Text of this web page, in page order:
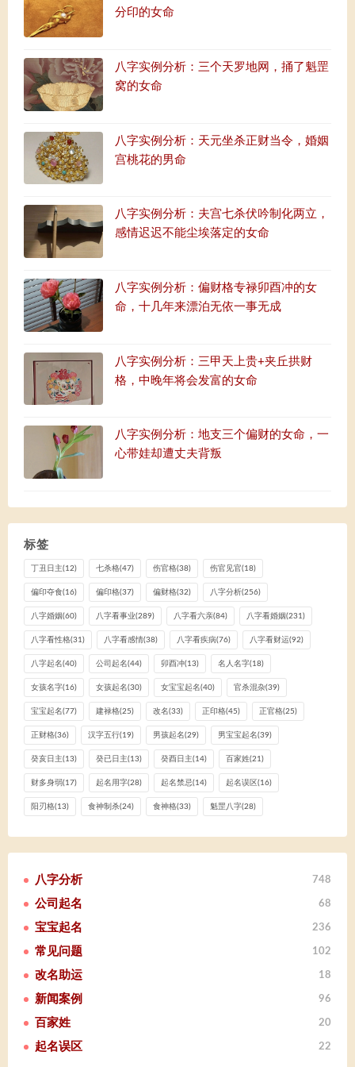
分印的女命
八字实例分析：三个天罗地网，捅了魁罡
窝的女命
八字实例分析：天元坐杀正财当令，婚姻
宫桃花的男命
八字实例分析：夫宫七杀伏吟制化两立，
感情迟迟不能尘埃落定的女命
八字实例分析：偏财格专禄卯酉冲的女
命，十几年来漂泊无依一事无成
八字实例分析：三甲天上贵+夹丘拱财
格，中晚年将会发富的女命
八字实例分析：地支三个偏财的女命，一
心带娃却遭丈夫背叛
标签
丁丑日主(12) 七杀格(47) 伤官格(38) 伤官见官(18)
偏印夺食(16) 偏印格(37) 偏财格(32) 八字分析(256)
八字婚姻(60) 八字看事业(289) 八字看六亲(84) 八字看婚姻(231)
八字看性格(31) 八字看感情(38) 八字看疾病(76) 八字看财运(92)
八字起名(40) 公司起名(44) 卯酉冲(13) 名人名字(18)
女孩名字(16) 女孩起名(30) 女宝宝起名(40) 官杀混杂(39)
宝宝起名(77) 建禄格(25) 改名(33) 正印格(45) 正官格(25)
正财格(36) 汉字五行(19) 男孩起名(29) 男宝宝起名(39)
癸亥日主(13) 癸已日主(13) 癸酉日主(14) 百家姓(21)
财多身弱(17) 起名用字(28) 起名禁忌(14) 起名误区(16)
阳刃格(13) 食神制杀(24) 食神格(33) 魁罡八字(28)
八字分析 748
公司起名 68
宝宝起名 236
常见问题 102
改名助运 18
新闻案例 96
百家姓 20
起名误区 22